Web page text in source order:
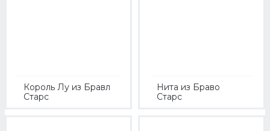
Король Лу из Бравл
Старс
Нита из Браво
Старс